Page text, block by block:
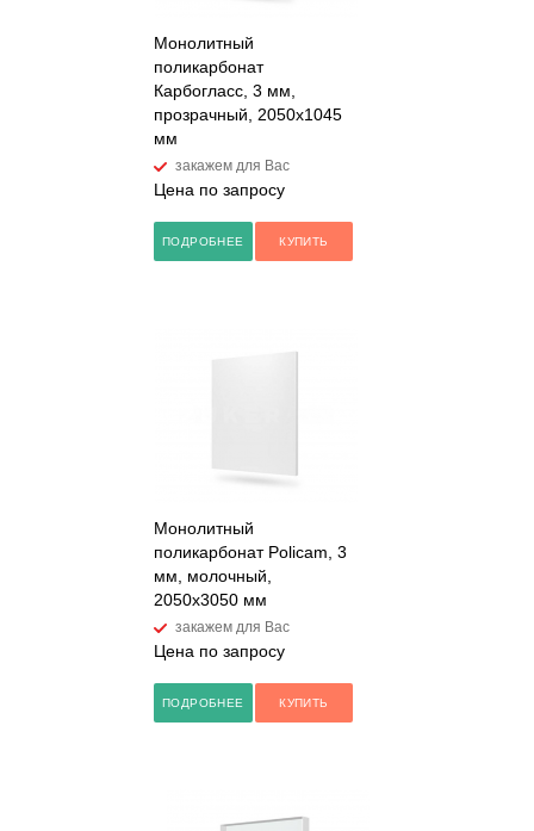
Монолитный
поликарбонат
Карбогласс, 3 мм,
прозрачный, 2050х1045
мм
закажем для Вас
Цена по запросу
ПОДРОБНЕЕ КУПИТЬ
Монолитный
поликарбонат Policam, 3
мм, молочный,
2050х3050 мм
закажем для Вас
Цена по запросу
ПОДРОБНЕЕ КУПИТЬ